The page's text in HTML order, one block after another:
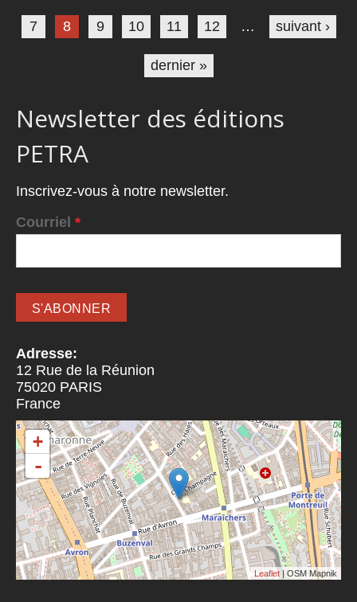
7 8 9 10 11 12 … suivant ›
dernier »
Newsletter des éditions
PETRA
Inscrivez-vous à notre newsletter.
Courriel *
Adresse:
12 Rue de la Réunion
75020 PARIS
France
+
-
Leaflet | OSM Mapnik